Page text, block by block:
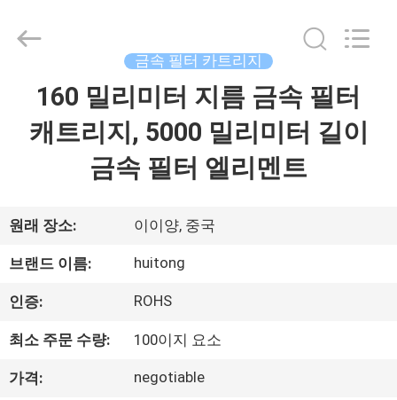
화
면
VR
전
Hunan
Reserved.
금속 필터 카트리지
160 밀리미터 지름 금속 필터
캐트리지, 5000 밀리미터 길이
금속 필터 엘리멘트
원래 장소: 이이양, 중국
브랜드 이름: huitong
인증: ROHS
최소 주문 수량: 100이지 요소
가격: negotiable